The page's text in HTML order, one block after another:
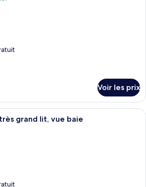
Voir les prix
Une chambre à coucher bien
grand lit, vue baie